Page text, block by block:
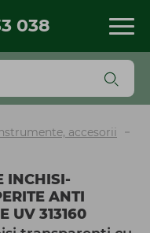
038
accesorii
INCHISI-
ANTI
UV 313160